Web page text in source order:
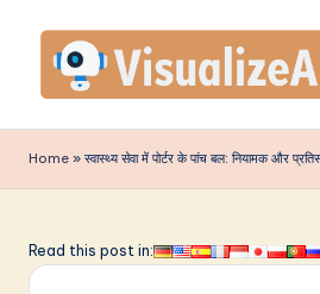
content
is
u
li
Home » स्वास्थ्य सेवा में पोर्टर के पांच बल: नियामक और
Read this post in: